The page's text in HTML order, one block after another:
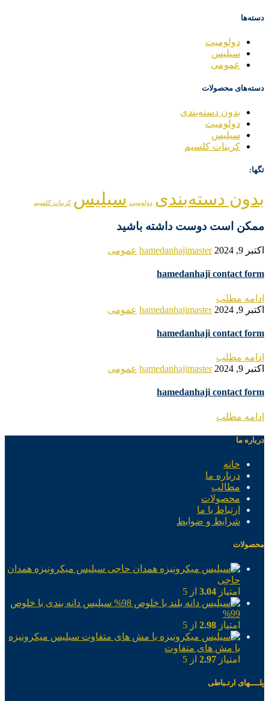
دسته‌ها
دولومیت
سیلیس
عمومی
دسته‌های محصولات
بدون دسته‌بندی
دولومیت
سیلیس
کربنات کلسیم
تگها:
بدون دسته‌بندی دولومیت سیلیس کربنات کلسیم
ممکن است دوست داشته باشید
اکتبر 9, 2024 hamedanhajimaster عمومی
hamedanhaji contact form
ادامه مطلب
اکتبر 9, 2024
hamedanhajimaster عمومی
hamedanhaji contact form
ادامه مطلب
اکتبر 9, 2024
hamedanhajimaster عمومی
hamedanhaji contact form
ادامه مطلب
درباره ما
خانه
درباره ما
مطالب
محصولات
ارتباط با ما
شرایط و ضوابط
محصولات
سیلیس میکرونیزه همدان
حاجی
امتیاز 3.04 از 5
سیلیس دانه بندی با خلوص
99%
امتیاز 2.98 از 5
سیلیس میکرونیزه
با مش های متفاوت
امتیاز 2.97 از 5
پلــــهای ارتـباطی